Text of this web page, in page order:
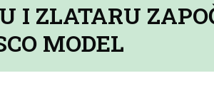
I ZLATARU
MODEL